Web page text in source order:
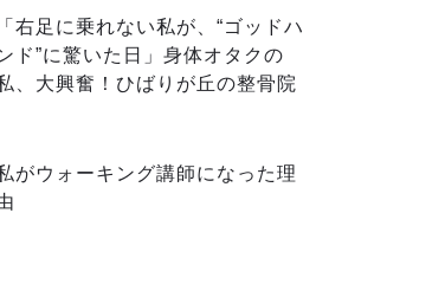
「右足に乗れない私が、“ゴッドハ
ド”に驚いた日」身体オタクの
、大興奮！ひばりが丘の整骨院
がウォーキング講師になった理